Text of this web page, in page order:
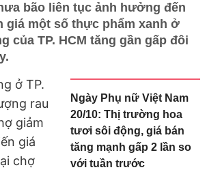
bão liên tục ảnh hưởng đến
giá một số thực phẩm xanh ở
của TP. HCM tăng gần gấp đôi
Ngày Phụ nữ Việt Nam
20/10: Thị trường hoa
tươi sôi động, giá bán
tăng mạnh gấp 2 lần so
với tuần trước
ở TP.
rau
giảm
giá
chợ